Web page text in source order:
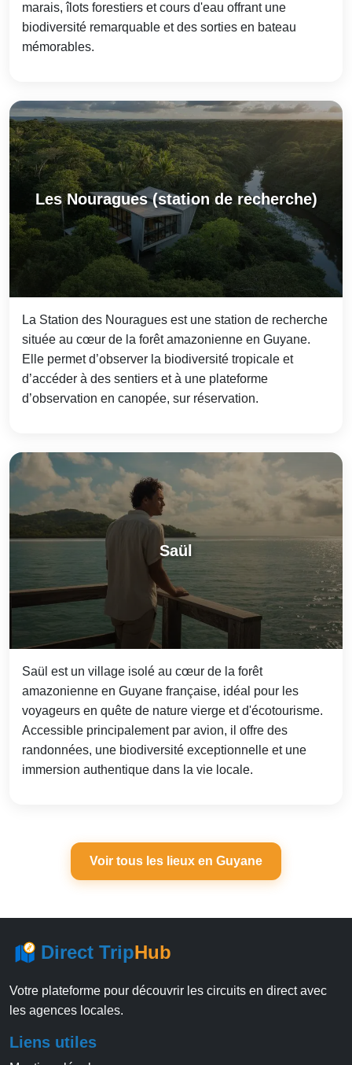
marais, îlots forestiers et cours d'eau offrant une
biodiversité remarquable et des sorties en bateau
mémorables.
Les Nouragues (station de recherche)
La Station des Nouragues est une station de recherche
située au cœur de la forêt amazonienne en Guyane.
Elle permet d’observer la biodiversité tropicale et
d’accéder à des sentiers et à une plateforme
d’observation en canopée, sur réservation.
Saül
Saül est un village isolé au cœur de la forêt
amazonienne en Guyane française, idéal pour les
voyageurs en quête de nature vierge et d'écotourisme.
Accessible principalement par avion, il offre des
randonnées, une biodiversité exceptionnelle et une
immersion authentique dans la vie locale.
Voir tous les lieux en Guyane
Direct TripHub
Votre plateforme pour découvrir les circuits en direct avec
les agences locales.
Liens utiles